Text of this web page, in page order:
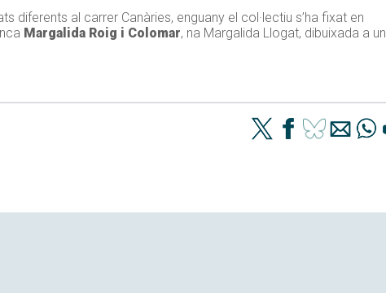
diferents al carrer Canàries, enguany el col·lectiu s’ha fixat en
Margalida Roig i Colomar, na Margalida Llogat, dibuixada a un